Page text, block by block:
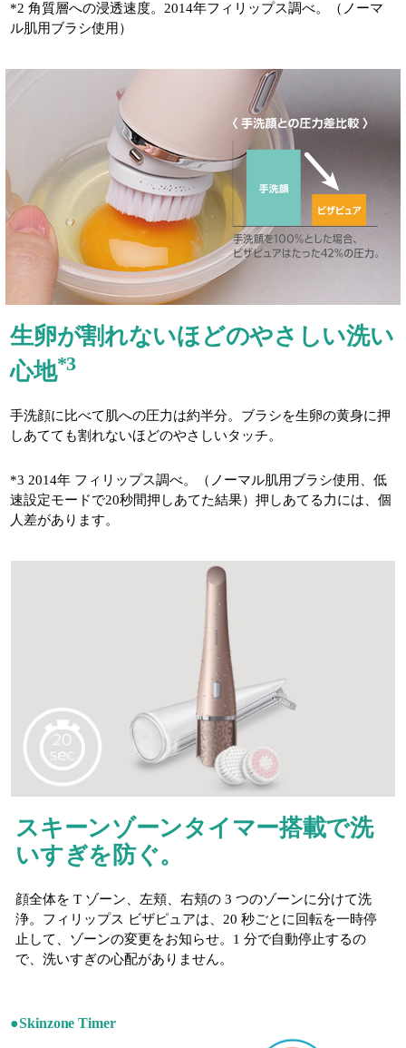
*2 角質層への浸透速度。2014年フィリップス調べ。（ノーマ
ル肌用ブラシ使用）
生卵が割れないほどのやさしい洗い
心地*3
手洗顔に比べて肌への圧力は約半分。ブラシを生卵の黄身に押
しあてても割れないほどのやさしいタッチ。
*3 2014年 フィリップス調べ。（ノーマル肌用ブラシ使用、低
速設定モードで20秒間押しあてた結果）押しあてる力には、個
人差があります。
スキーンゾーンタイマー搭載で洗
いすぎを防ぐ。
顔全体を T ゾーン、左頬、右頬の 3 つのゾーンに分けて洗
浄。フィリップス ビザピュアは、20 秒ごとに回転を一時停
止して、ゾーンの変更をお知らせ。1 分で自動停止するの
で、洗いすぎの心配がありません。
●Skinzone Timer